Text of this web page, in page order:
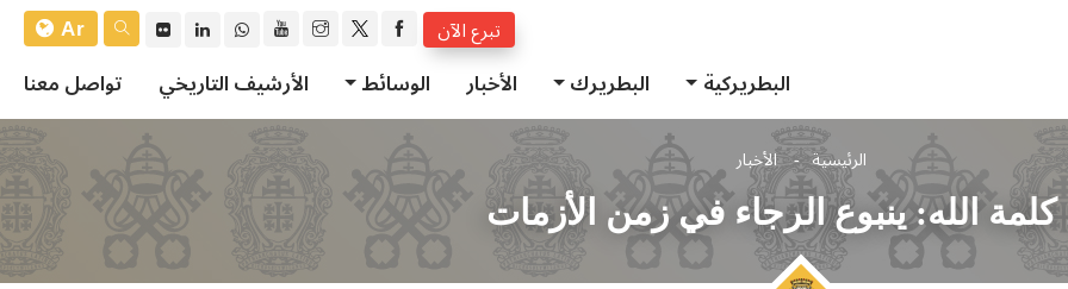
تبرع الآن
Ar
البطريركية
البطريرك الأخبار الوسائط الأرشيف التاريخي تواصل معنا
الرئيسية الأخبار
كلمة الله: ينبوع الرجاء في زمن الأزمات